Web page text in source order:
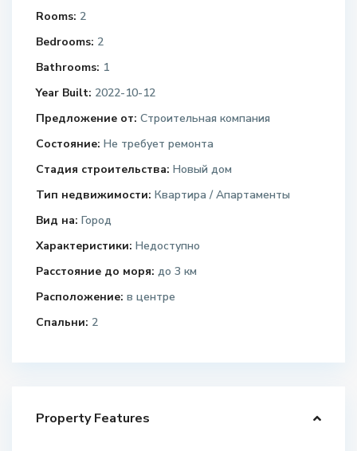
Rooms: 2
Bedrooms: 2
Bathrooms: 1
Year Built: 2022-10-12
Предложение от: Строительная компания
Состояние: Не требует ремонта
Стадия строительства: Новый дом
Тип недвижимости: Квартира / Апартаменты
Вид на: Город
Характеристики: Недоступно
Расстояние до моря: до 3 км
Расположение: в центре
Спальни: 2
Property Features